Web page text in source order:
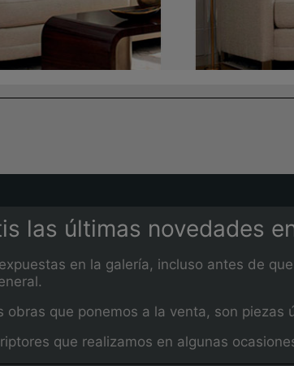
las últimas novedades
en la galería, incluso antes de
que ponemos a la venta, son piezas
que realizamos en algunas